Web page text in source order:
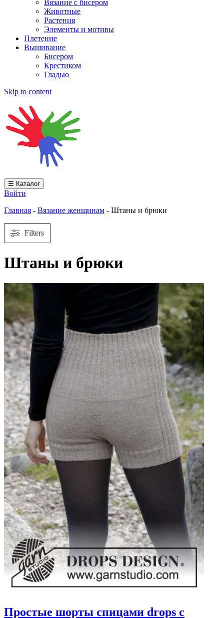
Вязание с бисером
Животные
Растения
Элементы и мотивы
Плетение
Вышивание
Бисером
Крестиком
Гладью
Skip to content
☰ Каталог
Войти
Главная - Вязание женщинам - Штаны и брюки
Filters
Штаны и брюки
Простые шорты спицами drops с